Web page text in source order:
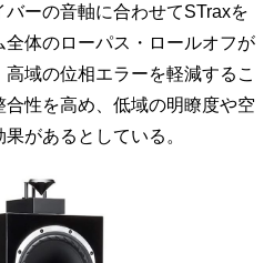
ーの音軸に合わせてSTraxを
体のローパス・ロールオフが
域の位相エラーを軽減するこ
性を高め、低域の明瞭度や空
があるとしている。